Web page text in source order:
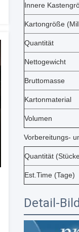
Innere
Kartongröße
Quantität
Nettogewicht
Bruttomasse
Kartonmaterial
Volumen
Vorbereitungs-
Quantität
Est.Time (Tage)
Detail-